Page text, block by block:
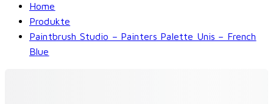
Home
Produkte
Paintbrush Studio – Painters Palette Unis – French
Blue